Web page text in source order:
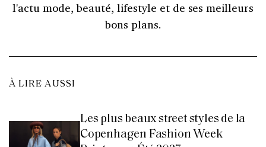
l'actu mode, beauté, lifestyle et de ses meilleurs
bons plans.
À LIRE AUSSI
Les plus beaux street styles de la
Copenhagen Fashion Week